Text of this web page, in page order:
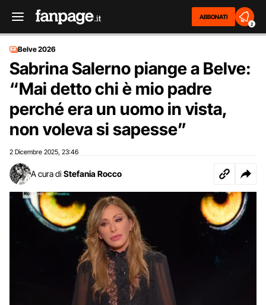
ABBONATI
2
Belve 2026
Sabrina Salerno piange a Belve:
“Mai detto chi è mio padre
perché era un uomo in vista,
non voleva si sapesse”
2 Dicembre 2025 23:46
A cura di Stefania Rocco